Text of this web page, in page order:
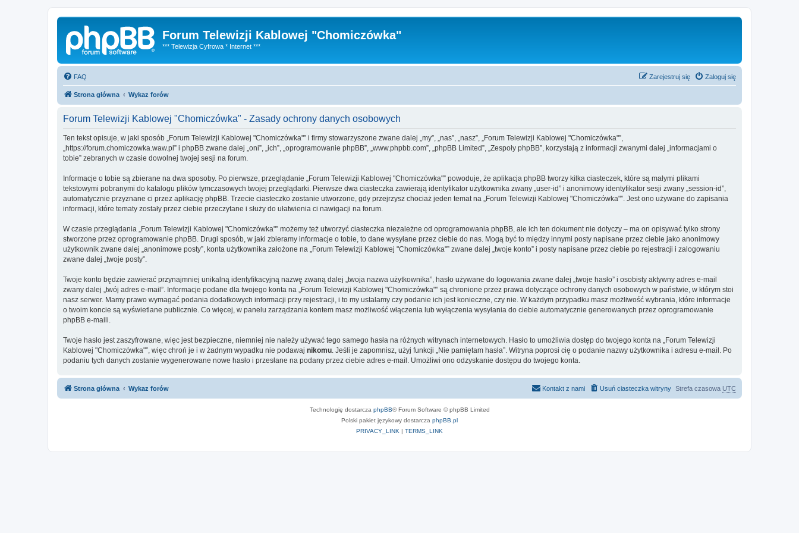
Forum Telewizji Kablowej "Chomiczówka"
*** Telewizja Cyfrowa * Internet ***
FAQ Zaloguj się
Zarejestruj się
Strona główna Wykaz forów
Forum Telewizji Kablowej "Chomiczówka" - Zasady ochrony danych osobowych
Ten tekst opisuje, w jaki sposób „Forum Telewizji Kablowej "Chomiczówka"” i firmy stowarzyszone zwane dalej „my”, „nas”, „nasz”, „Forum Telewizji Kablowej "Chomiczówka"”,
„https://forum.chomiczowka.waw.pl” i phpBB zwane dalej „oni”, „ich”, „oprogramowanie phpBB”, „www.phpbb.com”, „phpBB Limited”, „Zespoły phpBB”, korzystają z informacji zwanymi dalej „informacjami o
tobie” zebranych w czasie dowolnej twojej sesji na forum.
Informacje o tobie są zbierane na dwa sposoby. Po pierwsze, przeglądanie „Forum Telewizji Kablowej "Chomiczówka"” powoduje, że aplikacja phpBB tworzy kilka ciasteczek, które są małymi plikami
tekstowymi pobranymi do katalogu plików tymczasowych twojej przeglądarki. Pierwsze dwa ciasteczka zawierają identyfikator użytkownika zwany „user-id” i anonimowy identyfikator sesji zwany „session-id”,
automatycznie przyznane ci przez aplikację phpBB. Trzecie ciasteczko zostanie utworzone, gdy przejrzysz chociaż jeden temat na „Forum Telewizji Kablowej "Chomiczówka"”. Jest ono używane do zapisania
informacji, które tematy zostały przez ciebie przeczytane i służy do ułatwienia ci nawigacji na forum.
W czasie przeglądania „Forum Telewizji Kablowej "Chomiczówka"” możemy też utworzyć ciasteczka niezależne od oprogramowania phpBB, ale ich ten dokument nie dotyczy – ma on opisywać tylko strony
stworzone przez oprogramowanie phpBB. Drugi sposób, w jaki zbieramy informacje o tobie, to dane wysyłane przez ciebie do nas. Mogą być to między innymi posty napisane przez ciebie jako anonimowy
użytkownik zwane dalej „anonimowe posty”, konta użytkownika założone na „Forum Telewizji Kablowej "Chomiczówka"” zwane dalej „twoje konto” i posty napisane przez ciebie po rejestracji i zalogowaniu
zwane dalej „twoje posty”.
Twoje konto będzie zawierać przynajmniej unikalną identyfikacyjną nazwę zwaną dalej „twoja nazwa użytkownika”, hasło używane do logowania zwane dalej „twoje hasło” i osobisty aktywny adres e-mail
zwany dalej „twój adres e-mail”. Informacje podane dla twojego konta na „Forum Telewizji Kablowej "Chomiczówka"” są chronione przez prawa dotyczące ochrony danych osobowych w państwie, w którym stoi
nasz serwer. Mamy prawo wymagać podania dodatkowych informacji przy rejestracji, i to my ustalamy czy podanie ich jest konieczne, czy nie. W każdym przypadku masz możliwość wybrania, które informacje
o twoim koncie są wyświetlane publicznie. Co więcej, w panelu zarządzania kontem masz możliwość włączenia lub wyłączenia wysyłania do ciebie automatycznie generowanych przez oprogramowanie
phpBB e-maili.
Twoje hasło jest zaszyfrowane, więc jest bezpieczne, niemniej nie należy używać tego samego hasła na różnych witrynach internetowych. Hasło to umożliwia dostęp do twojego konta na „Forum Telewizji
Kablowej "Chomiczówka"”, więc chroń je i w żadnym wypadku nie podawaj nikomu . Jeśli je zapomnisz, użyj funkcji „Nie pamiętam hasła”. Witryna poprosi cię o podanie nazwy użytkownika i adresu e-mail. Po
podaniu tych danych zostanie wygenerowane nowe hasło i przesłane na podany przez ciebie adres e-mail. Umożliwi ono odzyskanie dostępu do twojego konta.
Strona główna Wykaz forów Strefa czasowa UTC
Usuń ciasteczka witryny
Kontakt z nami
Technologię dostarcza phpBB® Forum Software © phpBB Limited
Polski pakiet językowy dostarcza phpBB.pl
PRIVACY_LINK | TERMS_LINK